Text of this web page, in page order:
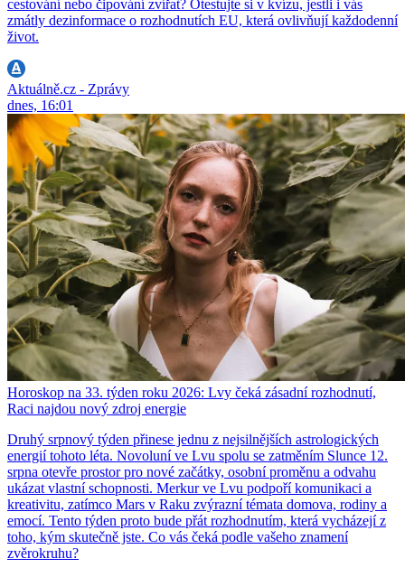
cestování nebo čipování zvířat? Otestujte si v kvízu, jestli i vás
zmátly dezinformace o rozhodnutích EU, která ovlivňují každodenní
život.
Aktuálně.cz - Zprávy
dnes, 16:01
Horoskop na 33. týden roku 2026: Lvy čeká zásadní rozhodnutí,
Raci najdou nový zdroj energie
Druhý srpnový týden přinese jednu z nejsilnějších astrologických
energií tohoto léta. Novoluní ve Lvu spolu se zatměním Slunce 12.
srpna otevře prostor pro nové začátky, osobní proměnu a odvahu
ukázat vlastní schopnosti. Merkur ve Lvu podpoří komunikaci a
kreativitu, zatímco Mars v Raku zvýrazní témata domova, rodiny a
emocí. Tento týden proto bude přát rozhodnutím, která vycházejí z
toho, kým skutečně jste. Co vás čeká podle vašeho znamení
zvěrokruhu?